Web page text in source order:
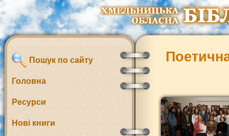
Пошук по сайту
Головна
Ресурси
Нові книги